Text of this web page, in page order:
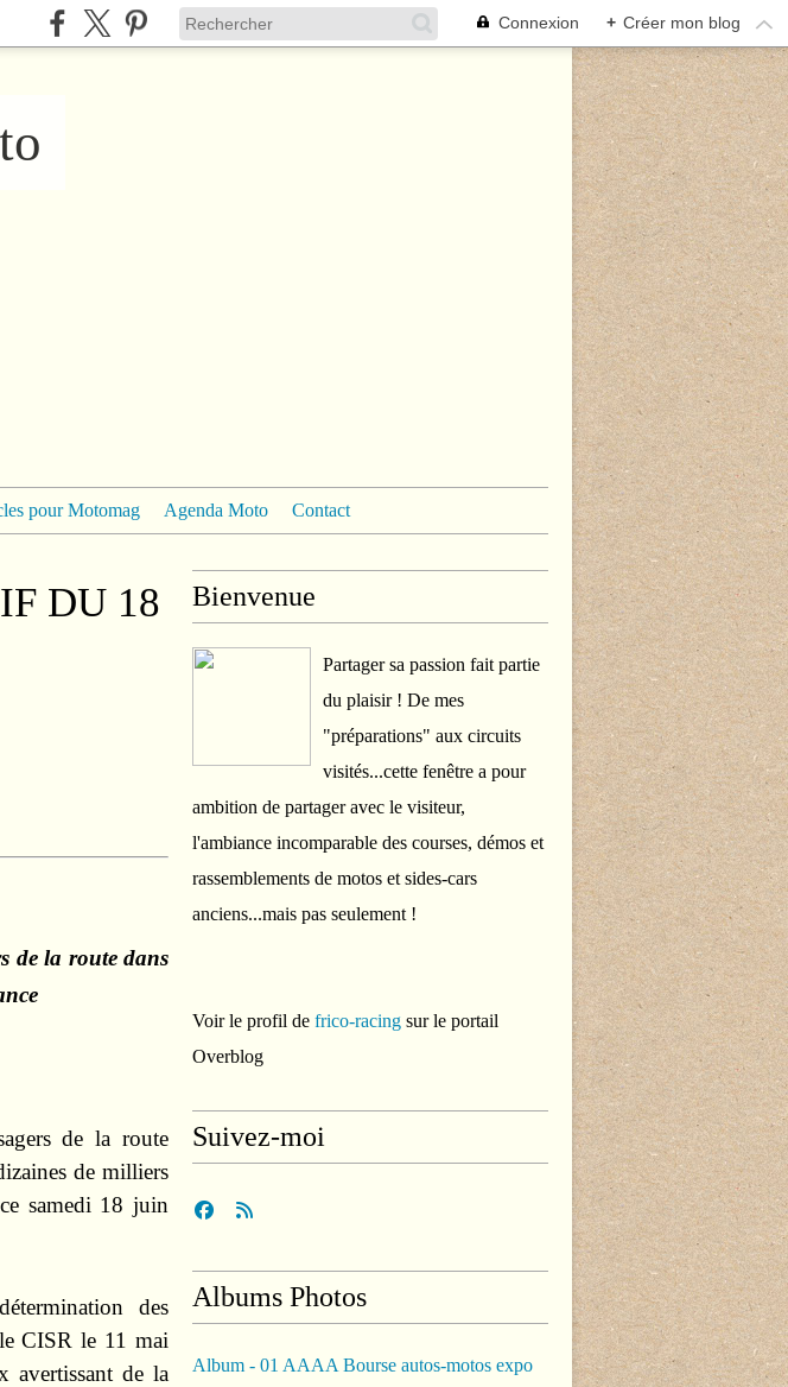
Connexion + Créer mon blog
pour Motomag Agenda Moto Contact
DU 18
de la route dans
de la route
de milliers
samedi 18 juin
des
CISR le 11 mai
avertissant de la
Bienvenue
Partager sa passion fait partie
du plaisir ! De mes
"préparations" aux circuits
visités...cette fenêtre a pour
ambition de partager avec le visiteur,
l'ambiance incomparable des courses, démos et
rassemblements de motos et sides-cars
anciens...mais pas seulement !
Voir le profil de frico-racing sur le portail
Overblog
Suivez-moi
Albums Photos
Album - 01 AAAA Bourse autos-motos expo